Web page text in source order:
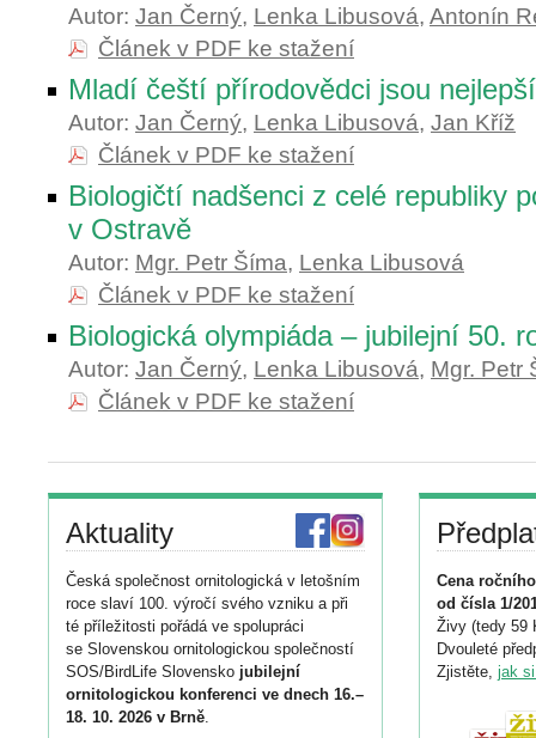
Autor: Jan Černý, Lenka Libusová, Antonín
Článek v PDF ke stažení
Mladí čeští přírodovědci jsou
Autor: Jan Černý, Lenka Libusová, Jan Kříž
Článek v PDF ke stažení
Biologičtí nadšenci z celé republiky
v Ostravě
Autor: Mgr. Petr Šíma, Lenka Libusová
Článek v PDF ke stažení
Biologická olympiáda – jubilejní 50.
Autor: Jan Černý, Lenka Libusová, Mgr. Petr
Článek v PDF ke stažení
Aktuality
Česká společnost ornitologická v letošním
roce slaví 100. výročí svého vzniku a při
té příležitosti pořádá ve spolupráci
se Slovenskou ornitologickou společností
SOS/BirdLife Slovensko jubilejní
ornitologickou konferenci ve dnech 16.–
18. 10. 2026 v Brně.
Cena
od čísla 1/
Živy (tedy 59
Dvouleté
Zjistěte, jak